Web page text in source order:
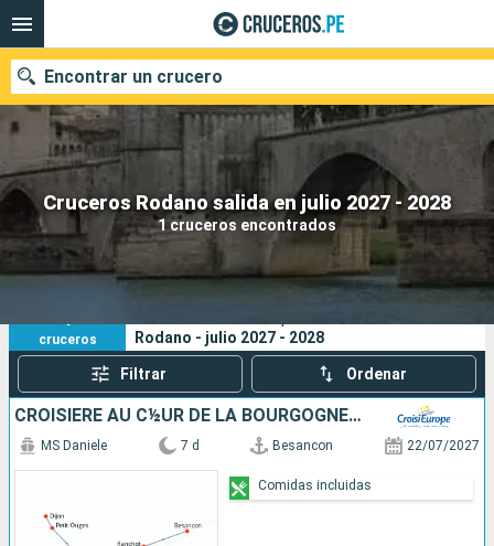
Cruceros Rodano salida en julio 2027 - 2028
1 cruceros encontrados
Encontrar un crucero
Nuestros destinos
Fecha de salida
Compañías
Buscar
1
cruceros
Rodano - julio 2027 - 2028
Filtrar Ordenar
CROISIÈRE AU C½UR DE LA BOURGOGNE ET DE LA VALLÉE DU DOUBS, ENTRE GRANDS CRUS ET CITÉS REMARQUABLES
MS Daniele 7 d Besancon 22/07/2027
Comidas incluidas